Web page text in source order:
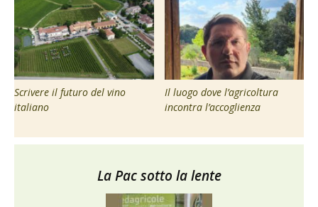
Scrivere il futuro del vino
italiano
Il luogo dove l’agricoltura
incontra l’accoglienza
La Pac sotto la lente